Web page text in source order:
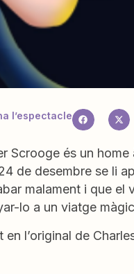
l’espectacle
Scrooge és un
de desembre se li
malament i que el
lo a un viatge
en l’original de